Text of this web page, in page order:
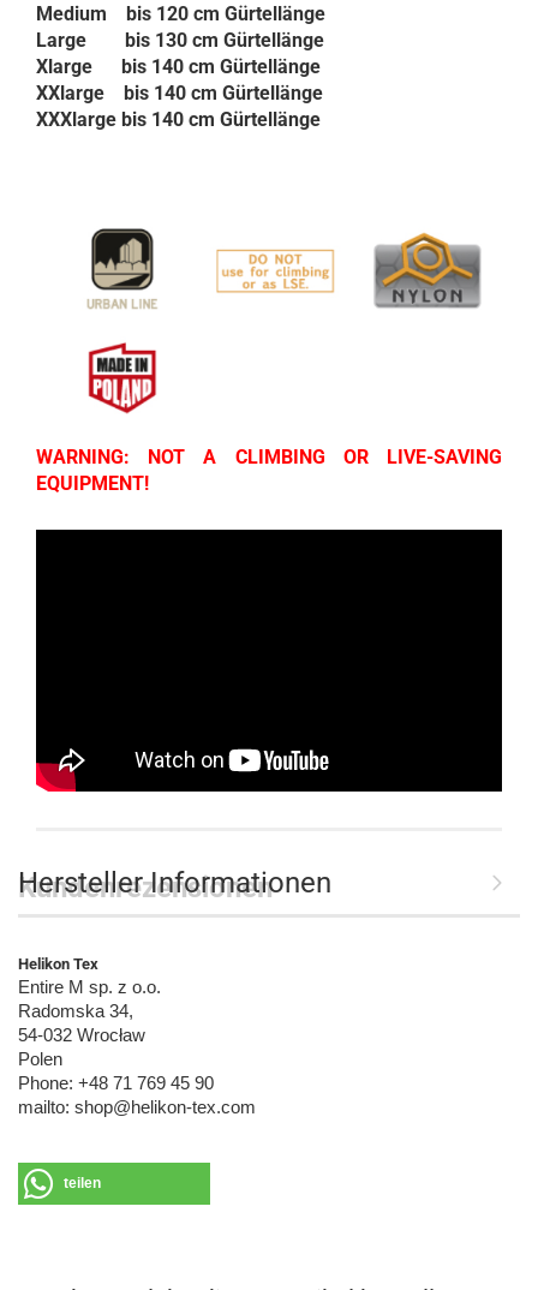
Medium bis 120 cm Gürtellänge
Large bis 130 cm Gürtellänge
Xlarge bis 140 cm Gürtellänge
XXlarge bis 140 cm Gürtellänge
XXXlarge bis 140 cm Gürtellänge
WARNING: NOT A CLIMBING OR LIVE-SAVING
EQUIPMENT!
Kundenrezensionen
Hersteller Informationen
Helikon Tex
Entire M sp. z o.o.
Radomska 34,
54-032 Wrocław
Polen
Phone: +48 71 769 45 90
mailto: shop@helikon-tex.com
teilen